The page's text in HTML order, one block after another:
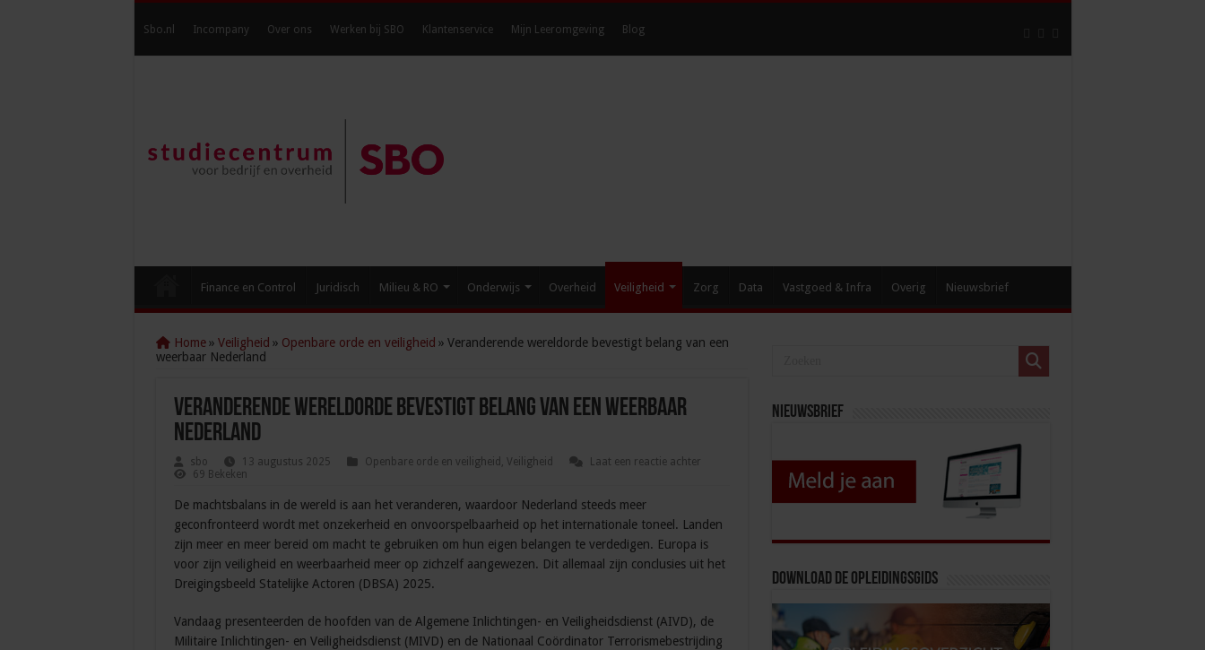
Sbo.nl Incompany Over ons Werken bij SBO Klantenservice Mijn Leeromgeving Blog
Finance en Control Juridisch Milieu & RO Onderwijs Overheid Veiligheid Zorg Data Vastgoed & Infra Overig Nieuwsbrief
Home » Veiligheid » Openbare orde en veiligheid » Veranderende wereldorde bevestigt belang van een
weerbaar Nederland
Veranderende wereldorde bevestigt belang van een weerbaar
Nederland
sbo 13 augustus 2025 Openbare orde en veiligheid , Veiligheid
Laat een reactie achter
69 Bekeken
De machtsbalans in de wereld is aan het veranderen, waardoor Nederland steeds meer
geconfronteerd wordt met onzekerheid en onvoorspelbaarheid op het internationale toneel. Landen
zijn meer en meer bereid om macht te gebruiken om hun eigen belangen te verdedigen. Europa is
voor zijn veiligheid en weerbaarheid meer op zichzelf aangewezen. Dit allemaal zijn conclusies uit het
Dreigingsbeeld Statelijke Actoren (DBSA) 2025.
Vandaag presenteerden de hoofden van de Algemene Inlichtingen- en Veiligheidsdienst (AIVD), de
Militaire Inlichtingen- en Veiligheidsdienst (MIVD) en de Nationaal Coördinator Terrorismebestrijding
Nieuwsbrief
Download de opleidingsgids